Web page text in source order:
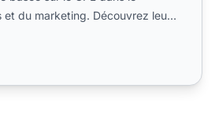
et du marketing. Découvrez leur